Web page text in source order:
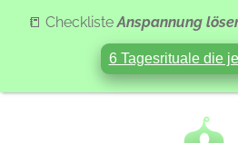
📒 ChecklisteAnspannung
6 Tagesrituale die